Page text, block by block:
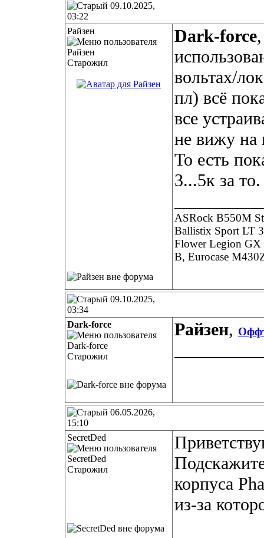
09.10.2025,
03:22
Райзен
Старожил
Dark-force
вольтах/
пл) всё
все
не вижу на
То есть
3...5к за то.
ASRock B550M
Ballistix Sport LT
Flower Legion
B, Eurocase
09.10.2025,
03:34
Dark-force
Старожил
Райзен,
06.05.2026,
15:10
SecretDed
Старожил
корпуса
из-за